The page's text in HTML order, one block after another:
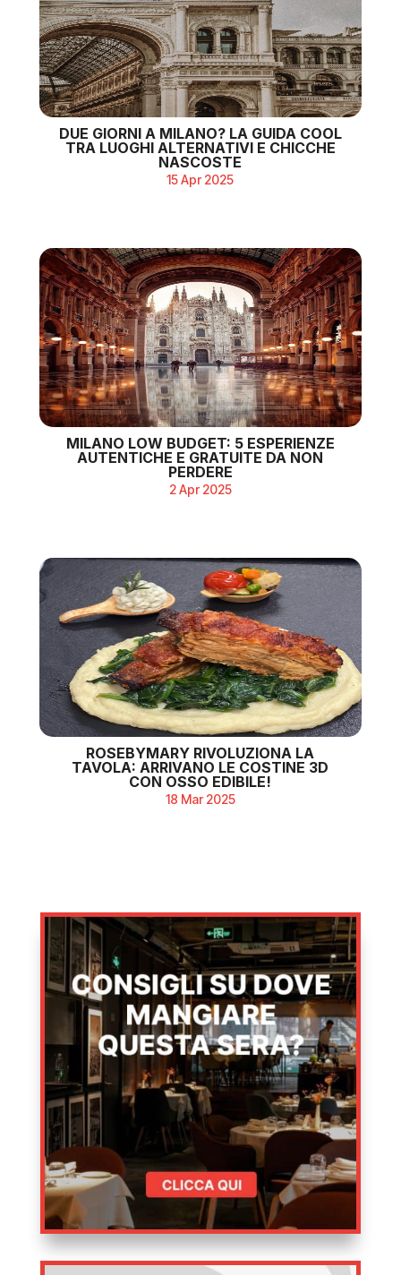
DUE GIORNI A MILANO? LA GUIDA COOL
TRA LUOGHI ALTERNATIVI E CHICCHE
NASCOSTE
15 Apr 2025
MILANO LOW BUDGET: 5 ESPERIENZE
AUTENTICHE E GRATUITE DA NON
PERDERE
2 Apr 2025
ROSEBYMARY RIVOLUZIONA LA
TAVOLA: ARRIVANO LE COSTINE 3D
CON OSSO EDIBILE!
18 Mar 2025